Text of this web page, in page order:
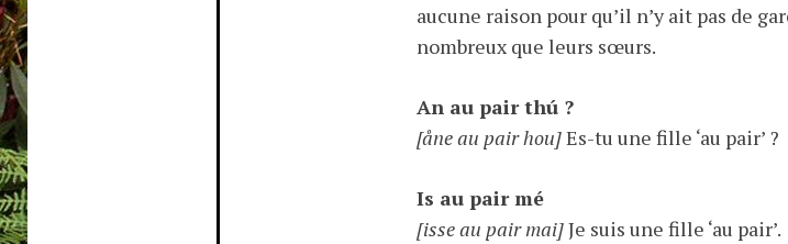
aucune raison pour qu’il n’y ait pas de
nombreux que leurs sœurs.
An au pair thú ?
[åne au pair hou]Es-tu une fille ‘au pair’ ?
Is au pair mé
[isse au pair mai]Je suis une fille ‘au pair’.